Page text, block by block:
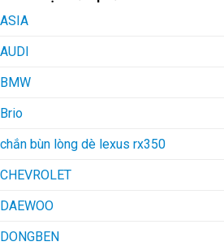
ASIA
AUDI
BMW
Brio
chắn bùn lòng dè lexus rx350
CHEVROLET
DAEWOO
DONGBEN